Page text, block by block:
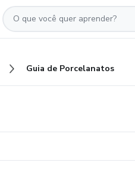
Guia de Porcelanatos